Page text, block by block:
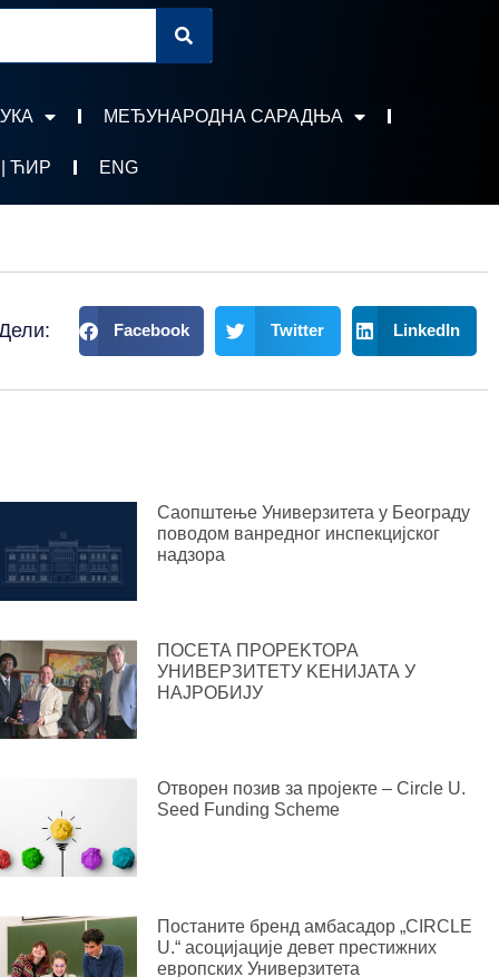
МЕЂУНАРОДНА САРАДЊА
| ЋИР ENG
Facebook Twitter LinkedIn
Саопштење Универзитета у Београду
поводом ванредног инспекцијског
надзора
ПОСЕТА ПРОРЕKТОРА
УНИВЕРЗИТЕТУ KЕНИЈАТА У
НАЈРОБИЈУ
Отворен позив за пројекте – Circle U.
Seed Funding Scheme
Постаните бренд амбасадор „CIRCLE
U.“ асоцијације девет престижних
европских Универзитета